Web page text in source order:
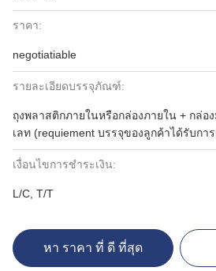
ราคา:
negotiatiable
รายละเอียดบรรจุภัณฑ์:
ถุงพลาสติกภายในหรือกล่องภายใน + กล่อ
เลท (requiement บรรจุของลูกค้าได้รับกา
เงื่อนไขการชำระเงิน:
L/C, T/T
หา ราคา ที่ ดี ที่สุด